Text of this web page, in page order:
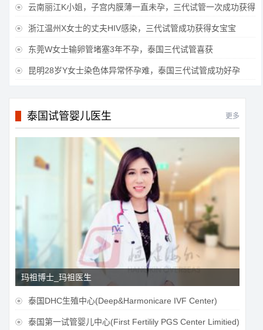
 云南丽江K小姐，子宫内膜薄一直未孕，三代试管一次成功获得
 浙江温州X女士的丈夫HIV感染，三代试管成功获得女宝宝
 东莞W女士输卵管堵塞3年不孕，泰国三代试管喜获
 昆明28岁Y女士染色体异常怀孕难，泰国三代试管成功好孕
泰国试管婴儿医生 更多
玛祖博士_玛祖医生
 泰国DHC生殖中心(Deep&Harmonicare IVF Center)
 泰国第一试管婴儿中心(First Fertilily PGS Center Limitied)